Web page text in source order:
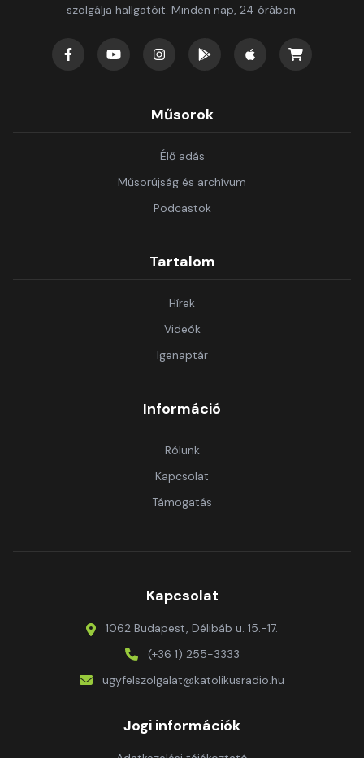
szolgálja hallgatóit. Minden nap, 24 órában.
Műsorok
Élő adás
Műsorújság és archívum
Podcastok
Tartalom
Hírek
Videók
Igenaptár
Információ
Rólunk
Kapcsolat
Támogatás
Kapcsolat
1062 Budapest, Délibáb u. 15.-17.
(+36 1) 255-3333
ugyfelszolgalat@katolikusradio.hu
Jogi információk